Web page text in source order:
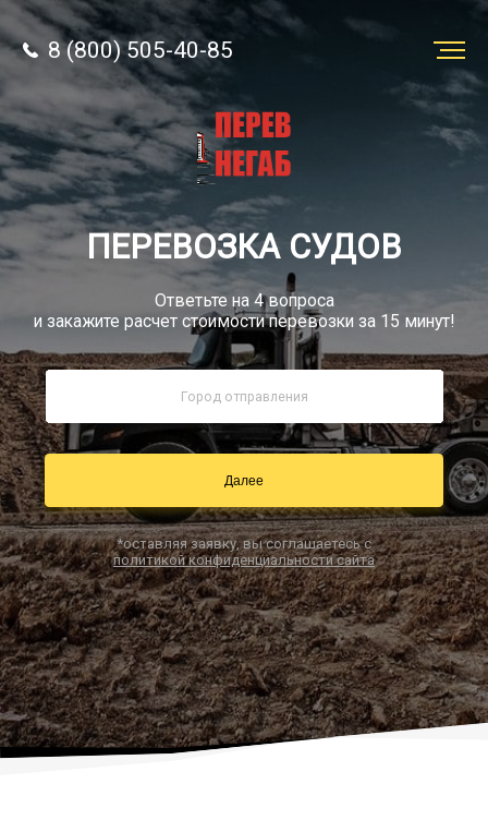
8 (800) 505-40-85
Звонок по РФ бесплатно
sale@simtruck-negabarit.ru
Заказать звонок
Заказать
перевозку
Грузы
8 (800) 505-40-85
ПЕРЕВОЗКА СУДОВ
Ответьте на 4 вопроса
и закажите расчет стоимости перевозки за 15 минут!
Далее
*оставляя заявку, вы соглашаетесь с
политикой конфиденциальности сайта